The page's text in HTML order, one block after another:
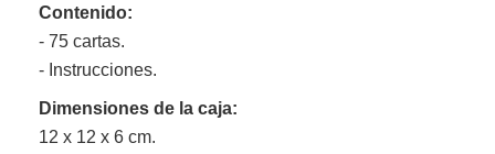
Contenido:
- 75 cartas.
- Instrucciones.
Dimensiones de la caja:
12 x 12 x 6 cm.